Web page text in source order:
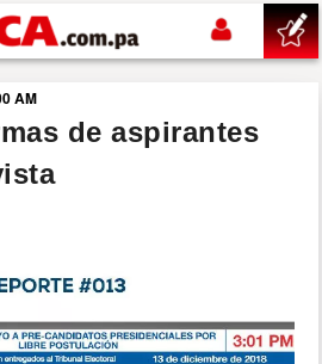
AM
de aspirantes